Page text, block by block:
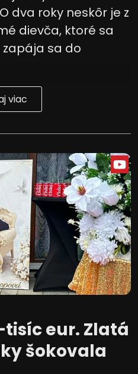
dva roky neskôr je z
dievča, ktoré sa
sa do
viac
tisíc eur. Zlatá
šokovala